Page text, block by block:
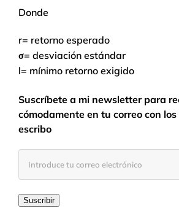
Donde
r= retorno esperado
σ= desviación estándar
l= mínimo retorno exigido
Suscríbete a mi newsletter para
cómodamente en tu correo con
escribo
electrónico
Suscribir